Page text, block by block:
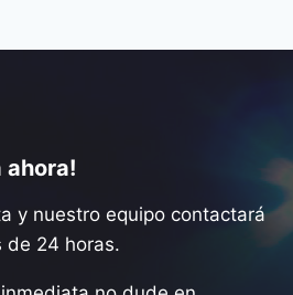
ahora!
y nuestro equipo contactará
de 24 horas.